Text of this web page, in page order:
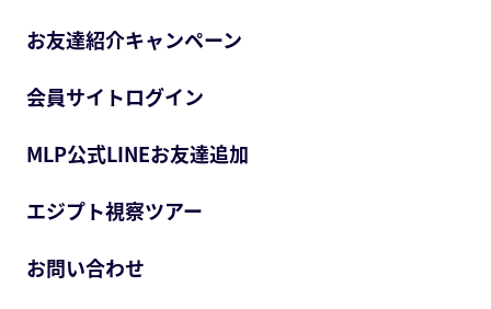
お友達紹介キャンペーン
会員サイトログイン
MLP公式LINEお友達追加
エジプト視察ツアー
お問い合わせ